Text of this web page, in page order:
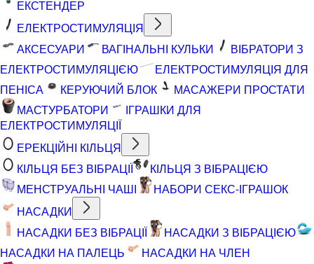
ЕКСТЕНДЕР
ЕЛЕКТРОСТИМУЛЯЦІЯ
АКСЕСУАРИ
ВАГІНАЛЬНІ КУЛЬКИ
ВІБРАТОРИ З
ЕЛЕКТРОСТИМУЛЯЦІЄЮ
ЕЛЕКТРОСТИМУЛЯЦІЯ ДЛЯ
ПЕНІСА
КЕРУЮЧИЙ БЛОК
МАСАЖЕРИ ПРОСТАТИ
МАСТУРБАТОРИ
ІГРАШКИ ДЛЯ
ЕЛЕКТРОСТИМУЛЯЦІЇ
ЕРЕКЦІЙНІ КІЛЬЦЯ
КІЛЬЦЯ БЕЗ ВІБРАЦІЇ
КІЛЬЦЯ З ВІБРАЦІЄЮ
МЕНСТРУАЛЬНІ ЧАШІ
НАБОРИ СЕКС-ІГРАШОК
НАСАДКИ
НАСАДКИ БЕЗ ВІБРАЦІЇ
НАСАДКИ З ВІБРАЦІЄЮ
НАСАДКИ НА ПАЛЕЦЬ
НАСАДКИ НА ЧЛЕН